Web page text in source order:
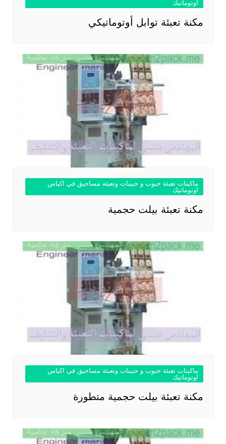
اوتوماتيك
مكنة تعبئة توابل أوتوماتيكي
ماكينات تعبئة حبوب و حبيبات وتعبئة مساحيق في اكياس
اوتوماتيك
مكنة تعبئة بيلت حجمية
ماكينات تعبئة حبوب و حبيبات وتعبئة مساحيق في اكياس
اوتوماتيك
مكنة تعبئة بيلت حجمية متطورة